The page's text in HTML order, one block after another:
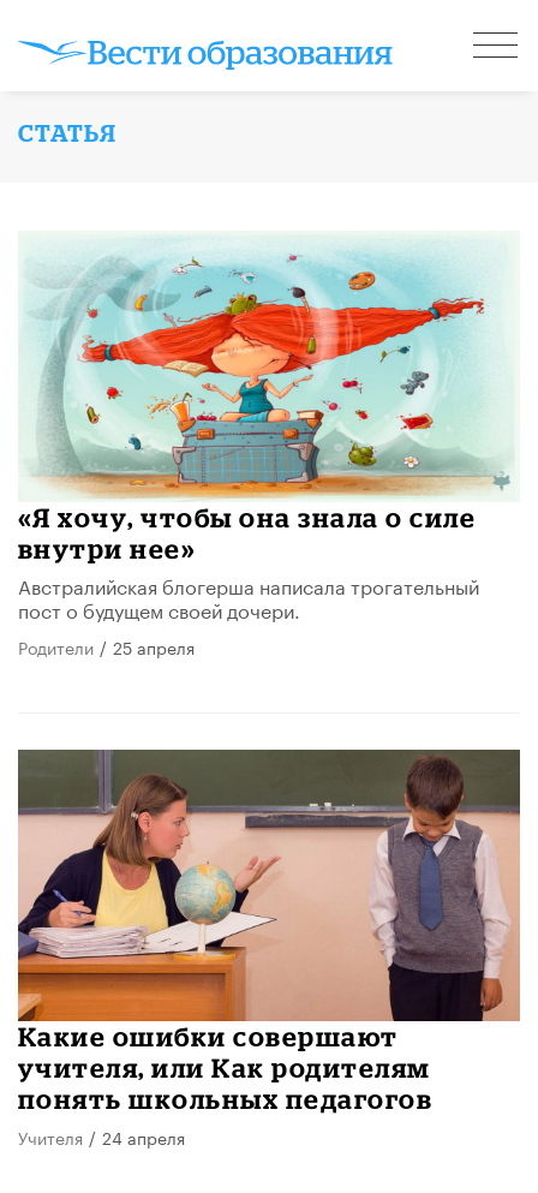
СТАТЬЯ
«Я хочу, чтобы она знала о силе
внутри нее»
Австралийская блогерша написала трогательный
пост о будущем своей дочери.
Родители / 25 апреля
Какие ошибки совершают
учителя, или Как родителям
понять школьных педагогов
Учителя / 24 апреля